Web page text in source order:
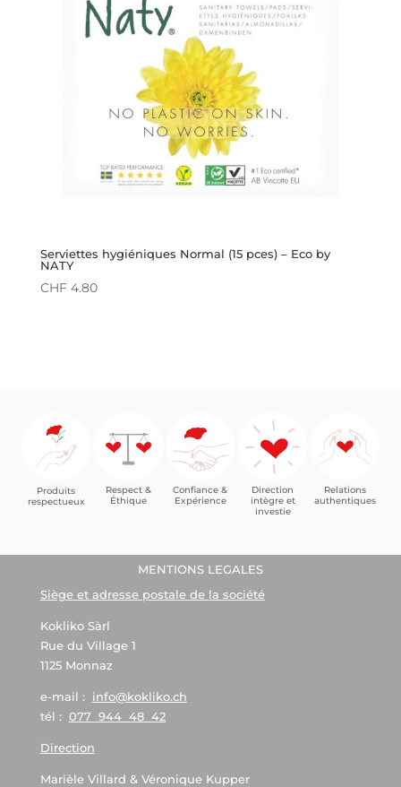
Serviettes hygiéniques Normal (15 pces) – Eco by
NATY
CHF4.80
Produits
respectueux
Respect &
Éthique
Confiance &
Expérience
Direction
intègre et
investie
Relations
authentiques
MENTIONS LEGALES
Siège et adresse postale de la société
Kokliko Sàrl
Rue du Village 1
1125 Monnaz
e-mail : info@kokliko.ch
tél : 077 944 48 42
Direction
Marièle Villard & Véronique Kupper